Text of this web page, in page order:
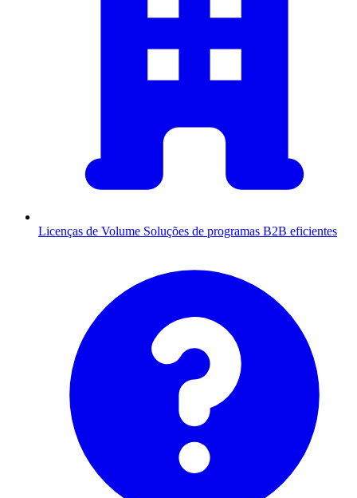
Licenças de Volume Soluções de programas B2B eficientes